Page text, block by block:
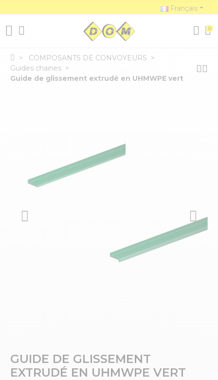
Français
0
COMPOSANTS DE CONVOYEURS
Guides chaines
Guide de glissement extrudé en UHMWPE vert
GUIDE DE GLISSEMENT
EXTRUDÉ EN UHMWPE VERT